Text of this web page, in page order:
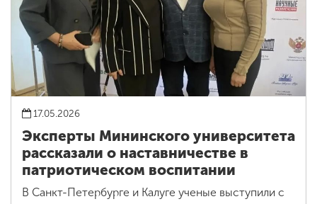
17.05.2026
Эксперты Мининского университета
рассказали о наставничестве в
патриотическом воспитании
В Санкт-Петербурге и Калуге ученые выступили с